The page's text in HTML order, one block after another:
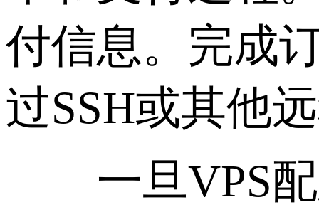
付信息。完成
过SSH或其他
一旦VPS配